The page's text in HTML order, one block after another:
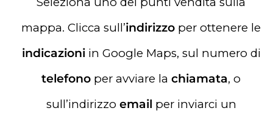
mappa. Clicca sull’indirizzo per ottenere le
indicazioniin Google Maps, sul numero di
telefono per avviare lachiamata, o
sull’indirizzo email per inviarci un